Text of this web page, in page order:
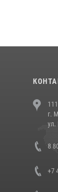
г.
ул.
8
+7